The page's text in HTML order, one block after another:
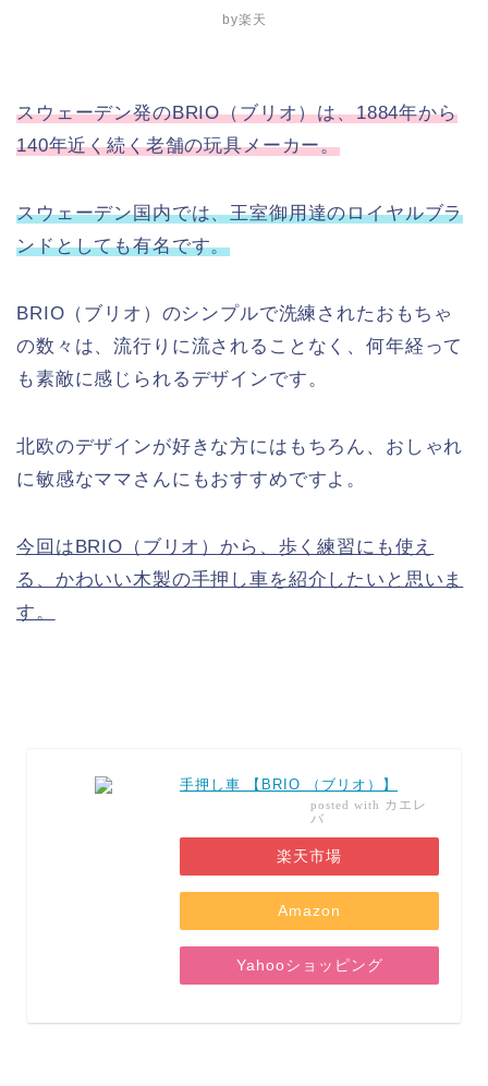
by楽天
スウェーデン発のBRIO（ブリオ）は、1884年から
140年近く続く老舗の玩具メーカー。
スウェーデン国内では、王室御用達のロイヤルブラ
ンドとしても有名です。
BRIO（ブリオ）のシンプルで洗練されたおもちゃ
の数々は、流行りに流されることなく、何年経って
も素敵に感じられるデザインです。
北欧のデザインが好きな方にはもちろん、おしゃれ
に敏感なママさんにもおすすめですよ。
今回はBRIO（ブリオ）から、歩く練習にも使え
る、かわいい木製の手押し車を紹介したいと思いま
す。
手押し車 【BRIO （ブリオ）】
posted with カエレ
バ
楽天市場
Amazon
Yahooショッピング